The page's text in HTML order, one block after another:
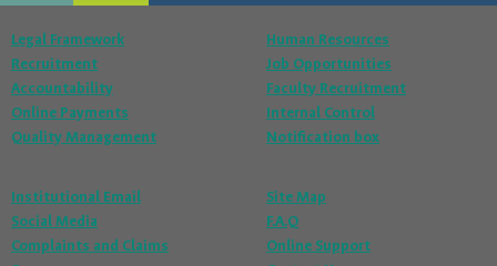
Legal Framework
Recruitment
Accountability
Online Payments
Quality Management
Human Resources
Job Opportunities
Faculty Recruitment
Internal Control
Notification box
Institutional Email
Social Media
Complaints and Claims
Site Map
F.A.Q
Online Support